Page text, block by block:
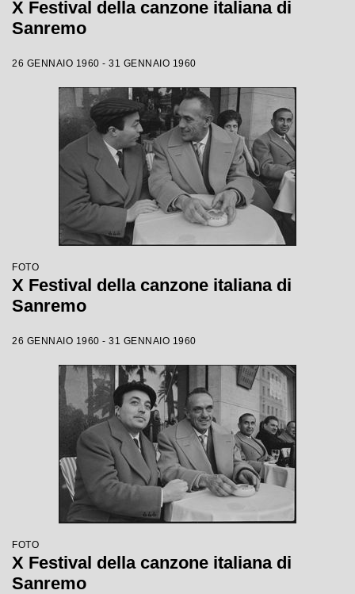
X Festival della canzone italiana di
Sanremo
26 GENNAIO 1960 - 31 GENNAIO 1960
FOTO
X Festival della canzone italiana di
Sanremo
26 GENNAIO 1960 - 31 GENNAIO 1960
FOTO
X Festival della canzone italiana di
Sanremo